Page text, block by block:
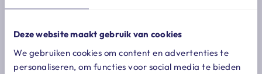
Deze website maakt gebruik van cookies
We gebruiken cookies om content en advertenties te
personaliseren, om functies voor social media te bieden